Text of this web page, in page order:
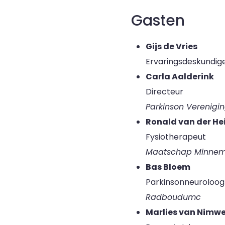
Gasten
Gijs de Vries
Carla Aalderink
Directeur
Parkinson
Ronald van der
Fysiotherapeut
Maatschap
Bas Bloem
Parkinsonneuroloog
Radboudumc
Marlies van